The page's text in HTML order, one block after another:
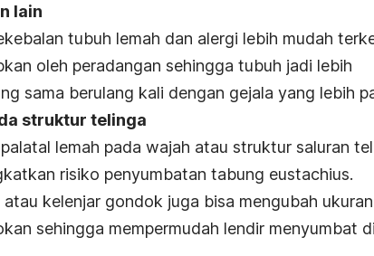
lain
tubuh lemah dan alergi lebih mudah
oleh peradangan sehingga tubuh jadi lebih
sama berulang kali dengan gejala yang lebih
struktur telinga
lemah pada wajah atau struktur saluran
risiko penyumbatan tabung eustachius.
kelenjar gondok juga bisa mengubah ukuran
sehingga mempermudah lendir menyumbat di